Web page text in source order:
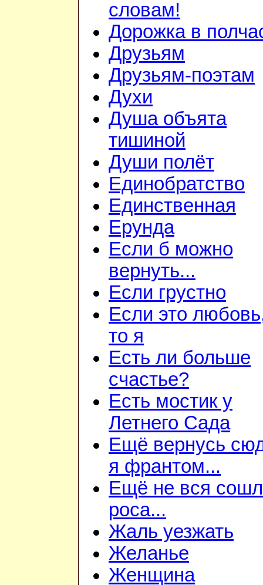
словам!
Дорожка в
Друзьям
Друзьям-поэтам
Духи
Душа объята
тишиной
Души полёт
Единобратство
Единственная
Ерунда
Если б можно
вернуть...
Если грустно
Если это
то я
Есть ли больше
счастье?
Есть мостик у
Летнего Сада
Ещё вернусь
я франтом...
Ещё не вся
роса...
Жаль уезжать
Желанье
Женщина